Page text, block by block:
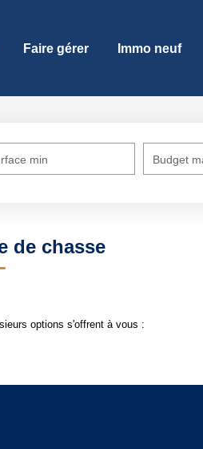
Faire gérer Immo neuf
min Budget
de chasse
options s'offrent à vous :